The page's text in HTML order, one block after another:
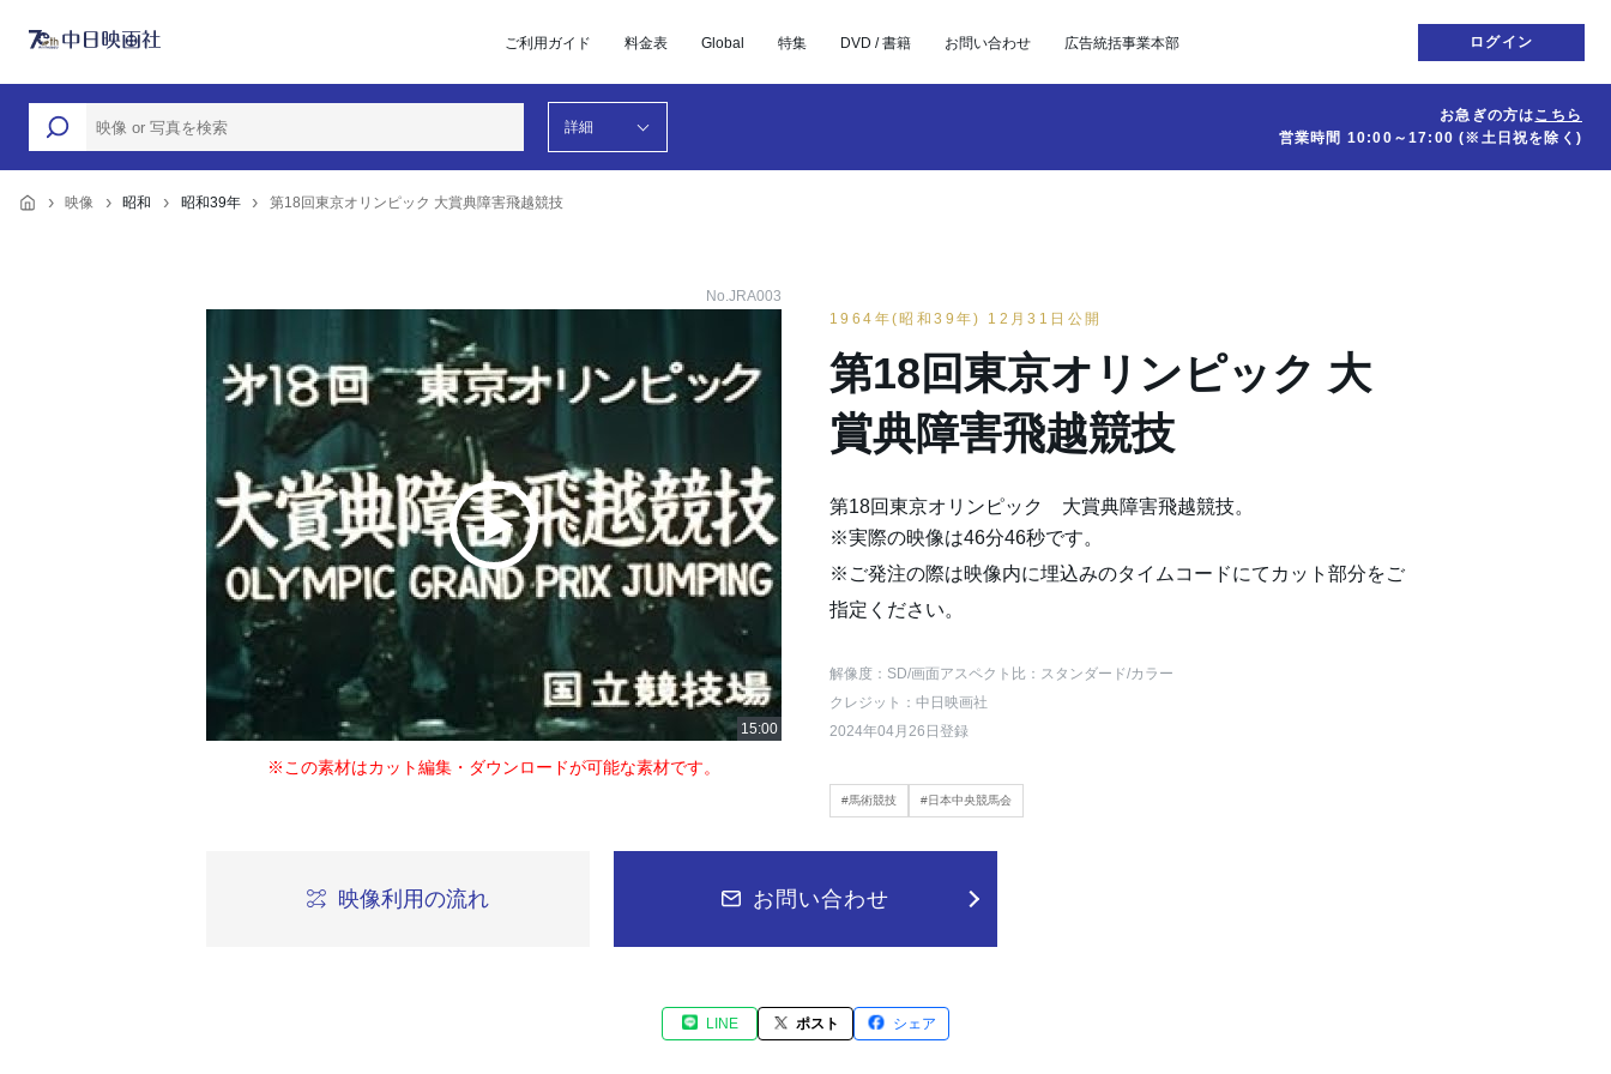
ご利用ガイド 料金表 Global 特集 DVD / 書籍 お問い合わせ 広告統括事業本部 ログイン
詳細
お急ぎの方はこちら
営業時間 10:00～17:00(※土日祝を除く)
映像 昭和 昭和39年 第18回東京オリンピック 大賞典障害飛越競技
No.JRA003
※この素材はカット編集・ダウンロードが可能な素材です。
1964年(昭和39年) 12月31日公開
第18回東京オリンピック 大
賞典障害飛越競技
第18回東京オリンピック 大賞典障害飛越競技。
※実際の映像は46分46秒です。
※ご発注の際は映像内に埋込みのタイムコードにてカット部分をご
指定ください。
解像度：SD/画面アスペクト比：スタンダード/カラー
クレジット：中日映画社
2024年04月26日登録
#馬術競技 #日本中央競馬会
映像利用の流れ お問い合わせ
LINE ポスト シェア